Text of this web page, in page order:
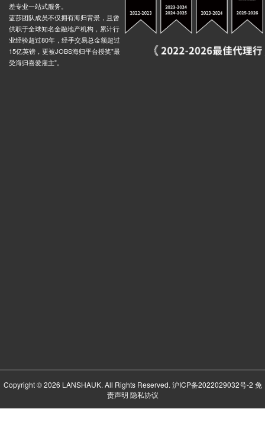
差专业一站式服务。
蓝莎团队成员不仅拥有海归背景，且曾
供职于全球知名金融地产机构，累计行
业经验超过80年，经手交易总金额超过
15亿英镑，更被JOBS海归平台授奖"最
受海归喜爱雇主"。
Copyright © 2026 LANSHAUK. All Rights Reserved. 沪ICP备2022029032号-2 免
责声明 隐私协议